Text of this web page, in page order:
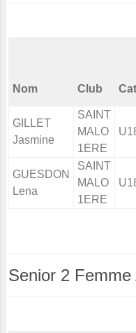
Nom Club
GILLET
Jasmine
SAINT
MALO
1ERE
GUESDON
Lena
SAINT
MALO
1ERE
Senior 2